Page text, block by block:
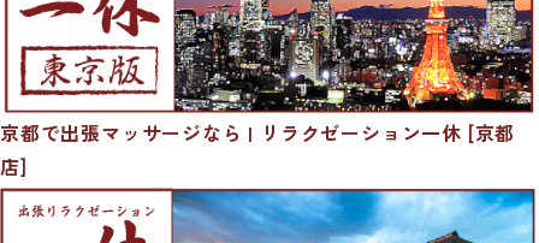
京都で出張マッサージなら | リラクゼーション一休 [京都
店]